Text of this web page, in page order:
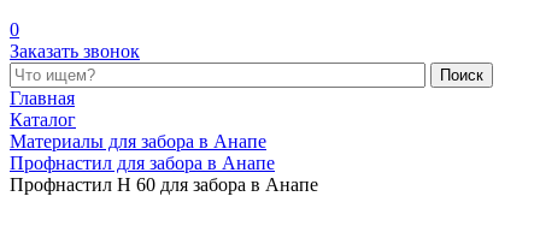
0
Заказать звонок
Поиск по каталогу
Главная
Каталог
Материалы для забора в Анапе
Профнастил для забора в Анапе
Профнастил Н 60 для забора в Анапе